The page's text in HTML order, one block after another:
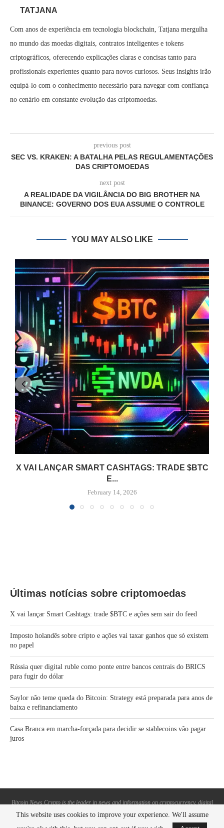
TATJANA
Com anos de experiência em tecnologia blockchain, Tatjana mergulha
no mundo das moedas digitais, contratos inteligentes e tokens
criptográficos, oferecendo explicações claras e concisas tanto para
profissionais experientes quanto para novos curiosos. Seus insights irão
equipá-lo com o conhecimento necessário para navegar com confiança
no cenário em constante evolução das criptomoedas.
previous post
SEC VS. KRAKEN: A BATALHA PELAS REGULAMENTAÇÕES
DAS CRIPTOMOEDAS
next post
A REALIDADE DA VIGILÂNCIA DO BIG BROTHER NA
BINANCE: GOVERNO DOS EUA ASSUME O CONTROLE
YOU MAY ALSO LIKE
X VAI LANÇAR SMART CASHTAGS: TRADE $BTC
E...
February 14, 2026
Últimas notícias sobre criptomoedas
X vai lançar Smart Cashtags: trade $BTC e ações sem sair do feed
Imposto holandês sobre cripto e ações vai taxar ganhos que só existem
no papel
Rússia quer digital ruble como ponte entre bancos centrais do BRICS
para fugir do dólar
Saylor não teme queda do Bitcoin: Strategy está preparada para anos de
baixa e refinanciamento
Casa Branca em marcha-forçada para decidir se stablecoins vão pagar
juros
Bitcoin News Crypto is the leader in news and information on cryptocurrency, digital
assets and the future of money. Bitcoin News Crypto is here to help you with learning
the latest crypto news and bitcoin news.
This website uses cookies to improve your experience. We'll assume